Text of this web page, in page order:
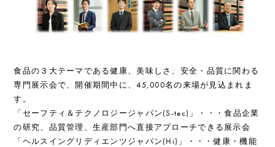
食品の３大テーマである健康、美味しさ、安全・品質に関わる
専門展示会で、開催期間中に、45,000名の来場が見込まれま
す。
「セーフティ＆テクノロジージャパン(S-tec)」・・・食品企業
の研究、品質管理、生産部門へ直接アプローチできる展示会
「ヘルスイングリディエンツジャパン(Hi)」・・・健康・機能